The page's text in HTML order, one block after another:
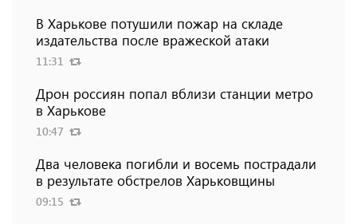
В Харькове потушили пожар на складе
издательства после вражеской атаки
11:31
Дрон россиян попал вблизи станции метро
в Харькове
10:47
Два человека погибли и восемь пострадали
в результате обстрелов Харьковщины
09:15